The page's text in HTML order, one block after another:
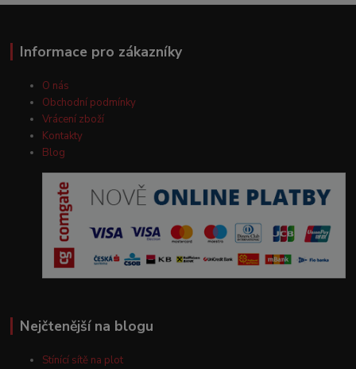
Informace pro zákazníky
O nás
Obchodní podmínky
Vrácení zboží
Kontakty
Blog
Nejčtenější na blogu
Stínící sítě na plot